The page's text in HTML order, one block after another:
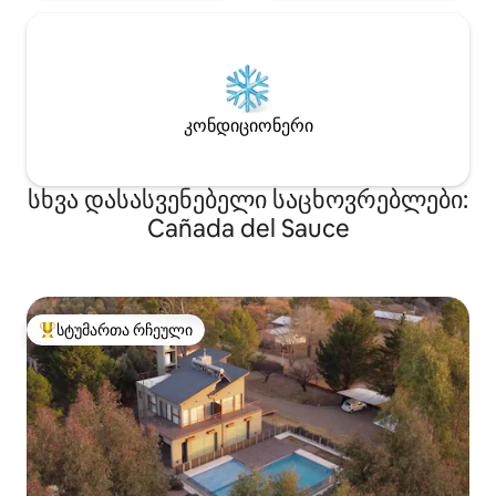
კონდიციონერი
სხვა დასასვენებელი საცხოვრებლები:
Cañada del Sauce
სტუმართა რჩეული მოწინავე ვარიანტი
სტუმართა რჩეული